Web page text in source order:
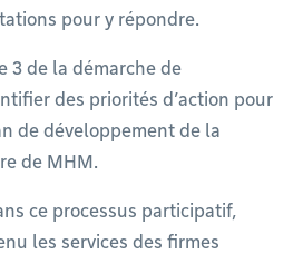
pour y répondre.
3 de la démarche de
des priorités d’action pour
de développement de la
de MHM.
ce processus participatif,
les services des firmes